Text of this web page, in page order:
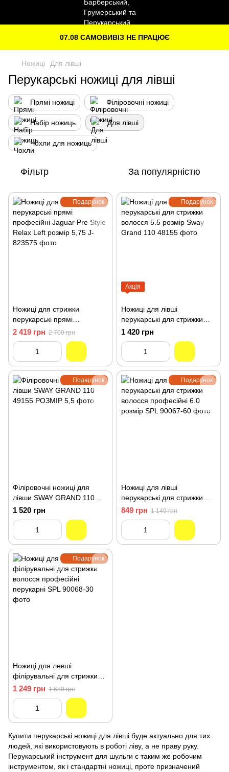
07.08 САМОВИВІЗ НЕ ПРАЦЮЄ
Ножиці Для лівші
Перукарські ножиці для лівші
Прямі ножиці Філіровочні ножиці
Набір ножиць Для лівші
Чохли для ножиць
Фільтр За популярністю
Подарунок
Ножиці для стрижки
перукарські прямі
професійні Jaguar Pre Style
Relax Left розмір 5,75 J-
823575
2 419 грн 2 700 грн
Подарунок
Акція
Ножиці для лівші
перукарські для стрижки
волосся 5.5 розмір Sway
Grand 110 48155
1 420 грн
Подарунок
Філіровочні ножиці для
лівши SWAY GRAND 110
49155 РОЗМІР 5,5
1 520 грн
Подарунок
Ножиці для лівші
перукарські для стрижки
волосся професійні 6.0
розмір SPL 90067-60
849 грн 1 149 грн
Подарунок
Ножиці для левші
філірувальні для стрижки
волосся професійні
перукарні SPL 90068-30
1 249 грн 1 680 грн
Купити перукарські ножиці для лівші буде актуально для тих
людей, які використовують в роботі ліву, а не праву руку.
Перукарський інструмент для шульги є таким же робочим
інструментом, як і стандартні ножиці, проте призначений